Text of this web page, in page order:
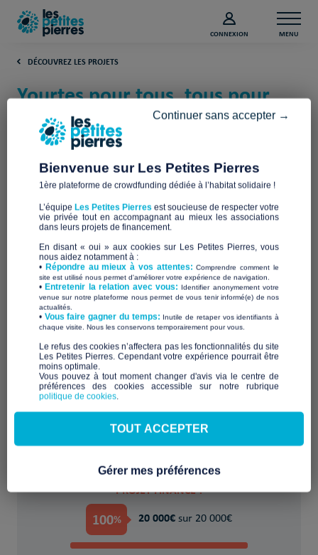
CONNEXION MENU
DÉCOUVREZ LES PROJETS
Yourtes pour tous, tous pour
yourtes (77) (Seine-et-Marne)
Association AIDEALE
Yourtes, espace d'accueil
POUR
toutes les générations, les familles, les
personnes isolées, en situation de
handicap, les étudiants...
PROJET FINANCÉ !
100% 20 000€ sur 20 000€
Bienvenue sur Les Petites Pierres
1ère plateforme de crowdfunding dédiée à l’habitat solidaire !
L’équipe Les Petites Pierres est soucieuse de respecter votre
vie privée tout en accompagnant au mieux les associations
dans leurs projets de financement.
En disant « oui » aux cookies sur Les Petites Pierres, vous
nous aidez notamment à :
• Répondre au mieux à vos attentes:Comprendre comment le
site est utilisé nous permet d'améliorer votre expérience de navigation.
•Entretenir la relation avec vous: Identifier anonymement votre
venue sur notre plateforme nous permet de vous tenir informé(e) de nos
actualités.
​• Vous faire gagner du temps: Inutile de retaper vos identifiants à
chaque visite. Nous les conservons temporairement pour vous.
​Le refus des cookies n’affectera pas les fonctionnalités du site
Les Petites Pierres. Cependant votre expérience pourrait être
moins optimale.​
Vous pouvez à tout moment changer d'avis via le centre de
préférences des cookies accessible sur notre rubrique
politique de cookies.
Continuer sans accepter →
TOUT ACCEPTER
Gérer mes préférences